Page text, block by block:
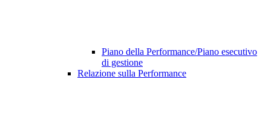
Piano della Performance/Piano esecutivo
di gestione
Relazione sulla Performance